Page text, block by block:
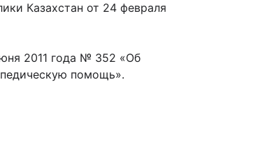
Казахстан от 24 февраля
2011 года № 352 «Об
помощь».